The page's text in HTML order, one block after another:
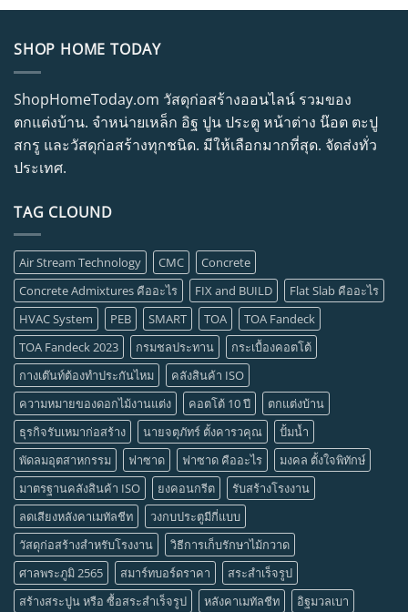
SHOP HOME TODAY
ShopHomeToday.om วัสดุก่อสร้างออนไลน์ รวมของ
ตกแต่งบ้าน. จำหน่ายเหล็ก อิฐ ปูน ประตู หน้าต่าง น๊อต ตะปู
สกรู และวัสดุก่อสร้างทุกชนิด. มีให้เลือกมากที่สุด. จัดส่งทั่ว
ประเทศ.
TAG CLOUND
Air Stream Technology CMC
Concrete
Concrete Admixtures คืออะไร
FIX and BUILD
Flat Slab คืออะไร
HVAC System
PEB SMART TOA
TOA Fandeck
TOA Fandeck 2023
กรมชลประทาน
กระเบื้องคอตโต้
กางเต๊นท์ต้องทำประกันไหม
คลังสินค้า ISO
ความหมายของดอกไม้งานแต่ง
คอตโต้ 10 ปี
ตกแต่งบ้าน
ธุรกิจรับเหมาก่อสร้าง
นายจตุภัทร์ ตั้งคารวคุณ
ปั้มน้ำ
พัดลมอุตสาหกรรม
ฟาซาด ฟาซาด คืออะไร
มงคล ตั้งใจพิทักษ์
มาตรฐานคลังสินค้า ISO
ยงคอนกรีต
รับสร้างโรงงาน
ลดเสียงหลังคาเมทัลชีท
วงกบประตูมีกี่แบบ
วัสดุก่อสร้างสำหรับโรงงาน
วิธีการเก็บรักษาไม้กวาด
ศาลพระภูมิ 2565
สมาร์ทบอร์ดราคา
สระสำเร็จรูป
สร้างสระปูน หรือ ซื้อสระสำเร็จรูป
หลังคาเมทัลชีท
อิฐมวลเบา